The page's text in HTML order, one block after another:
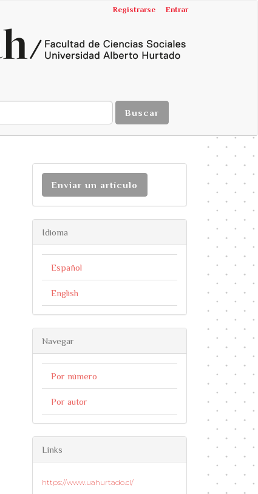
Registrarse Entrar
Buscar
Enviar un artículo
Idioma
Español
English
Navegar
Por número
Por autor
Links
https://www.uahurtado.cl/